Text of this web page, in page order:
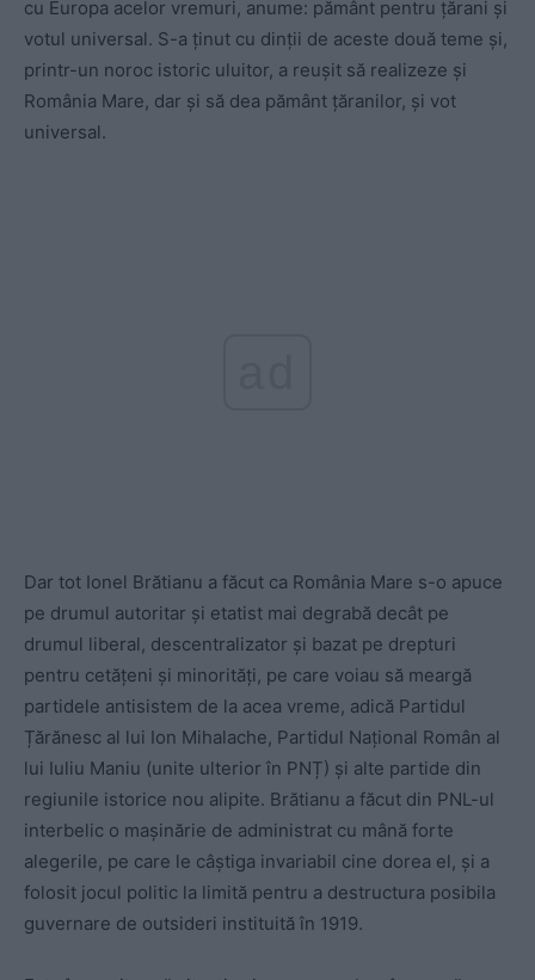
cu Europa acelor vremuri, anume: pământ pentru țărani și
votul universal. S-a ținut cu dinții de aceste două teme și,
printr-un noroc istoric uluitor, a reușit să realizeze și
România Mare, dar și să dea pământ țăranilor, și vot
universal.
Dar tot Ionel Brătianu a făcut ca România Mare s-o apuce
pe drumul autoritar și etatist mai degrabă decât pe
drumul liberal, descentralizator și bazat pe drepturi
pentru cetățeni și minorități, pe care voiau să meargă
partidele antisistem de la acea vreme, adică Partidul
Țărănesc al lui Ion Mihalache, Partidul Național Român al
lui Iuliu Maniu (unite ulterior în PNȚ) și alte partide din
regiunile istorice nou alipite. Brătianu a făcut din PNL-ul
interbelic o mașinărie de administrat cu mână forte
alegerile, pe care le câștiga invariabil cine dorea el, și a
folosit jocul politic la limită pentru a destructura posibila
guvernare de outsideri instituită în 1919.